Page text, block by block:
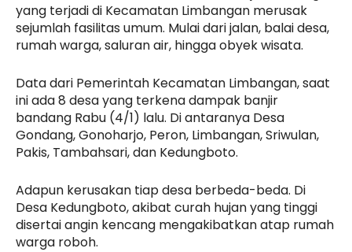
yang terjadi di Kecamatan Limbangan merusak
sejumlah fasilitas umum. Mulai dari jalan, balai desa,
rumah warga, saluran air, hingga obyek wisata.
Data dari Pemerintah Kecamatan Limbangan, saat
ini ada 8 desa yang terkena dampak banjir
bandang Rabu (4/1) lalu. Di antaranya Desa
Gondang, Gonoharjo, Peron, Limbangan, Sriwulan,
Pakis, Tambahsari, dan Kedungboto.
Adapun kerusakan tiap desa berbeda-beda. Di
Desa Kedungboto, akibat curah hujan yang tinggi
disertai angin kencang mengakibatkan atap rumah
warga roboh.